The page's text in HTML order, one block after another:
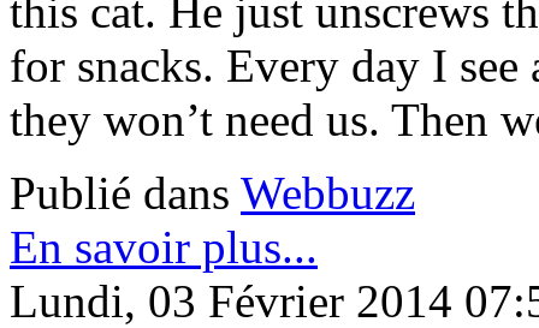
this cat. He just unscrews
for snacks. Every day I
they won’t need us. Then
Publié dans Webbuzz
En savoir plus...
Lundi, 03 Février 2014